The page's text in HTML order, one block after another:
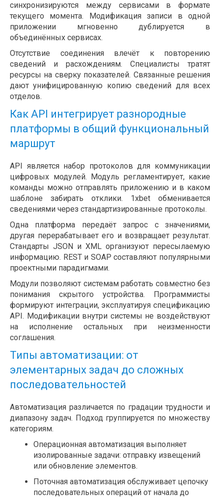
синхронизируются между сервисами в формате
текущего момента. Модификация записи в одной
приложении мгновенно дублируется в
объединённых сервисах.
Отсутствие соединения влечёт к повторению
сведений и расхождениям. Специалисты тратят
ресурсы на сверку показателей. Связанные решения
дают унифицированную копию сведений для всех
отделов.
Как API интегрирует разнородные
платформы в общий функциональный
маршрут
API является набор протоколов для коммуникации
цифровых модулей. Модуль регламентирует, какие
команды можно отправлять приложению и в каком
шаблоне забирать отклики. 1xbet обменивается
сведениями через стандартизированные протоколы.
Одна платформа передаёт запрос с значениями,
другая перерабатывает его и возвращает результат.
Стандарты JSON и XML организуют пересылаемую
информацию. REST и SOAP составляют популярными
проектными парадигмами.
Модули позволяют системам работать совместно без
понимания скрытого устройства. Программисты
формируют интеграции, эксплуатируя спецификацию
API. Модификации внутри системы не воздействуют
на исполнение остальных при неизменности
соглашения.
Типы автоматизации: от
элементарных задач до сложных
последовательностей
Автоматизация различается по градации трудности и
диапазону задач. Подход группируется по множеству
категориям.
Операционная автоматизация выполняет
изолированные задачи: отправку извещений
или обновление элементов.
Поточная автоматизация обслуживает цепочку
последовательных операций от начала до